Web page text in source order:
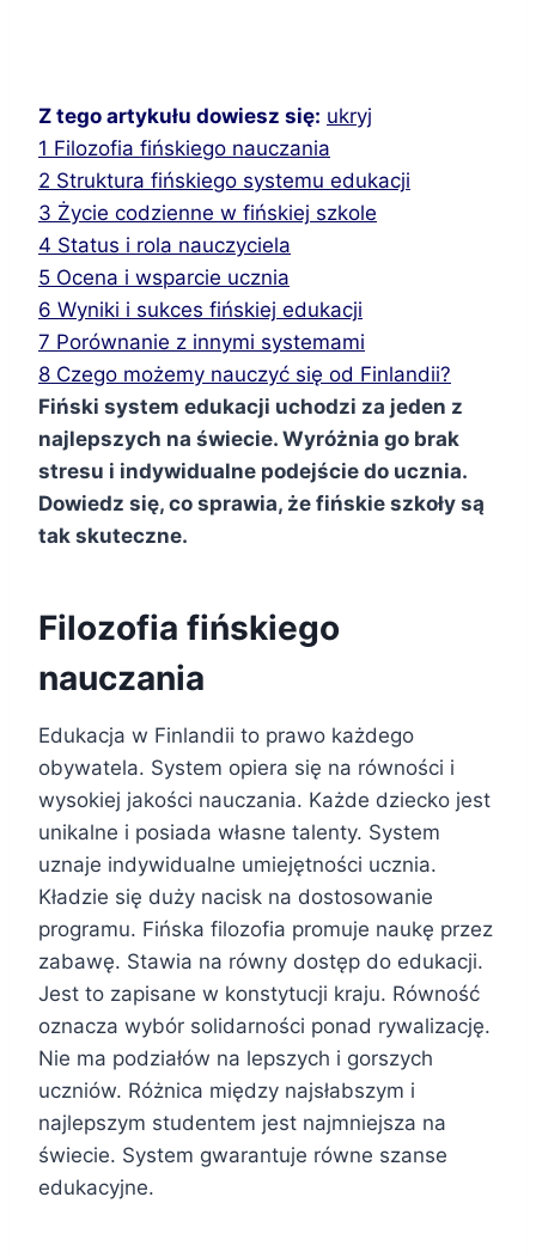
Z tego artykułu dowiesz się: ukryj
1 Filozofia fińskiego nauczania
2 Struktura fińskiego systemu edukacji
3 Życie codzienne w fińskiej szkole
4 Status i rola nauczyciela
5 Ocena i wsparcie ucznia
6 Wyniki i sukces fińskiej edukacji
7 Porównanie z innymi systemami
8 Czego możemy nauczyć się od Finlandii?
Fiński system edukacji uchodzi za jeden z
najlepszych na świecie. Wyróżnia go brak
stresu i indywidualne podejście do ucznia.
Dowiedz się, co sprawia, że fińskie szkoły są
tak skuteczne.
Filozofia fińskiego
nauczania
Edukacja w Finlandii to prawo każdego
obywatela. System opiera się na równości i
wysokiej jakości nauczania. Każde dziecko jest
unikalne i posiada własne talenty. System
uznaje indywidualne umiejętności ucznia.
Kładzie się duży nacisk na dostosowanie
programu. Fińska filozofia promuje naukę przez
zabawę. Stawia na równy dostęp do edukacji.
Jest to zapisane w konstytucji kraju. Równość
oznacza wybór solidarności ponad rywalizację.
Nie ma podziałów na lepszych i gorszych
uczniów. Różnica między najsłabszym i
najlepszym studentem jest najmniejsza na
świecie. System gwarantuje równe szanse
edukacyjne.